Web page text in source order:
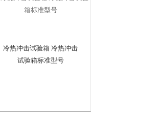
冷热冲击试验箱 冷热冲击
试验箱标准型号